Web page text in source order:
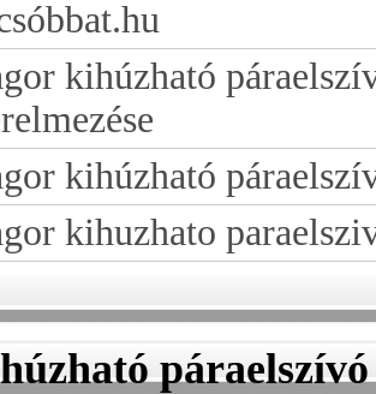
kihúzható
kihúzható
kihuzhato
páraelszívó